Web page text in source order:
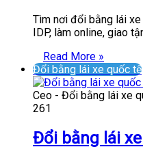
Tìm nơi đổi bằng lái
IDP, làm online, giao
Read More »
Đổi bằng lái xe quốc tế
Ceo - Đổi bằng lái xe
261
Đổi bằng lái